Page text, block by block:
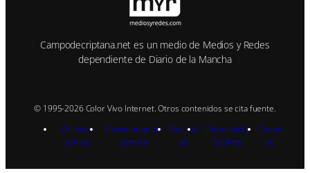
Campodecriptana.net es un medio de Medios y Redes
dependiente de Diario de la Mancha
© 1995-2026 Color Vivo Internet. Otros contenidos se cita fuente.
Quiénes
somos
Enviar notas de
prensa
Publicid
ad
Privacidad y
Cookies
Contac
to